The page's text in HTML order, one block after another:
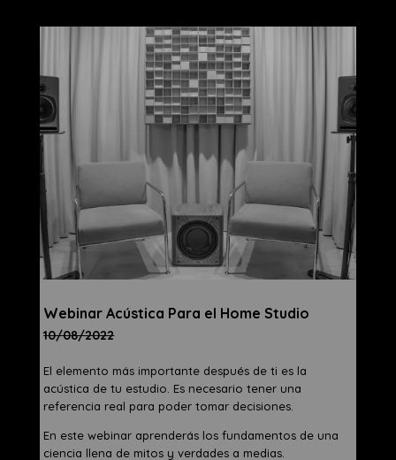
Webinar Acústica Para el Home Studio
10/08/2022
El elemento más importante después de ti es la
acústica de tu estudio. Es necesario tener una
referencia real para poder tomar decisiones.
En este webinar aprenderás los fundamentos de una
ciencia llena de mitos y verdades a medias.